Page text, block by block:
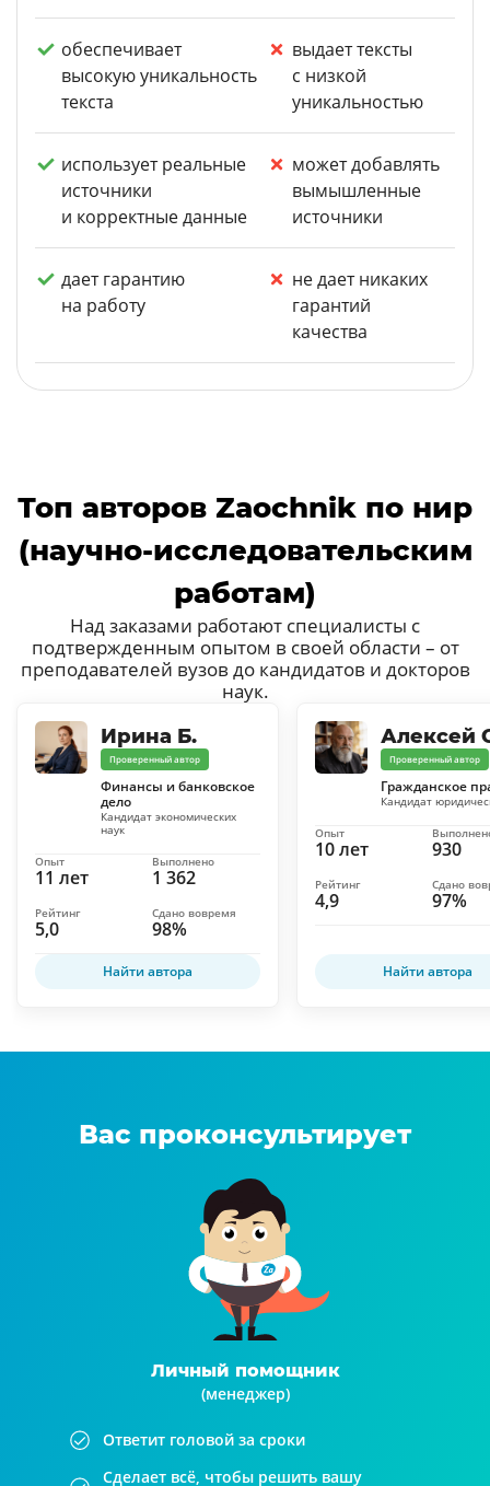
обеспечивает
высокую уникальность
текста
выдает тексты
с низкой
уникальностью
использует реальные
источники
и корректные данные
может добавлять
вымышленные
источники
дает гарантию
на работу
не дает никаких
гарантий
качества
Топ авторов Zaochnik по нир
(научно-исследовательским
работам)
Над заказами работают специалисты с
подтвержденным опытом в своей области – от
преподавателей вузов до кандидатов и докторов
наук.
Ирина Б.
Проверенный автор
Финансы и банковское
дело
Кандидат экономических
наук
11 лет
Опыт
1 362
Выполнено
5,0
Рейтинг
98%
Сдано вовремя
Найти автора
Алексей
Проверенный автор
Гражданское
Кандидат
10 лет
Опыт
930
4,9
Рейтинг
97%
Сдано
Найти автора
Вас проконсультирует
Личный помощник
(менеджер)
Ответит головой за сроки
Сделает всё, чтобы решить вашу